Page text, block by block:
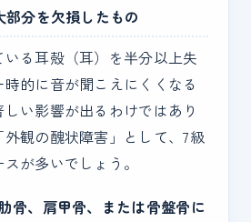
分を欠損したもの
る耳殻（耳）を半分以上失
的に音が聞こえにくくなる
い影響が出るわけではあり
観の醜状障害」として、7級
が多いでしょう。
骨、肩甲骨、または骨盤骨に